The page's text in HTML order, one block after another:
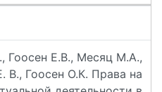
Гоосен Е.В., Месяц М.А.,
В., Гоосен О.К. Права на